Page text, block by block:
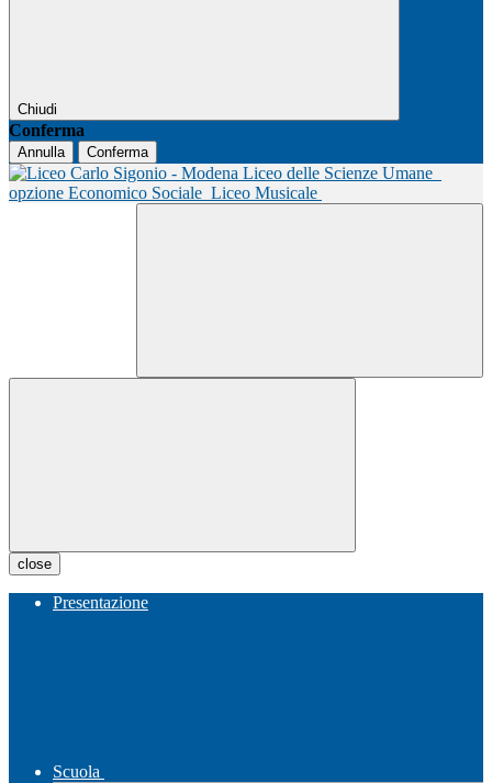
Chiudi
Conferma
Annulla Conferma
Liceo delle Scienze Umane
opzione Economico Sociale Liceo Musicale
close
Presentazione
Scuola